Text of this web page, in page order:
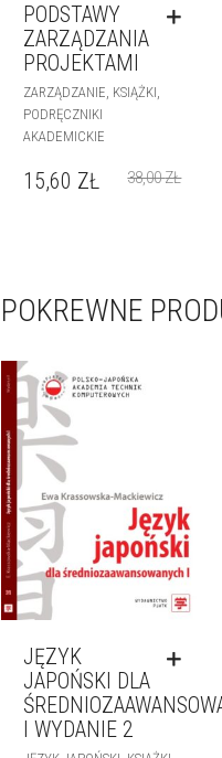
PODSTAWY
ZARZĄDZANIA
PROJEKTAMI
ZARZĄDZANIE, KSIĄŻKI,
PODRĘCZNIKI
AKADEMICKIE
38,00ZŁ
15,60 ZŁ
POKREWNE
JĘZYK
JAPOŃSKI DLA
I WYDANIE 2